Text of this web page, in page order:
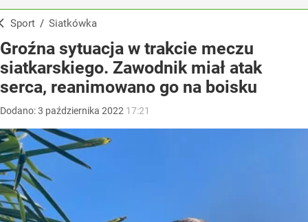
Sport / Siatkówka
Groźna sytuacja w trakcie meczu
siatkarskiego. Zawodnik miał atak
serca, reanimowano go na boisku
Dodano:3 października 2022 17:21